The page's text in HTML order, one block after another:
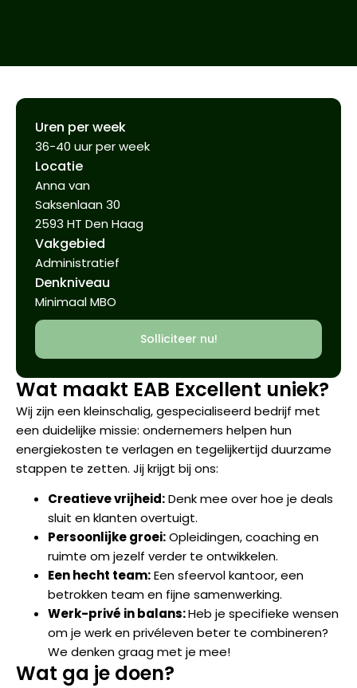
Wat maakt EAB Excellent uniek?
Wij zijn een kleinschalig, gespecialiseerd bedrijf met
een duidelijke missie: ondernemers helpen hun
energiekosten te verlagen en tegelijkertijd duurzame
stappen te zetten. Jij krijgt bij ons:
Creatieve vrijheid:Denk mee over hoe je deals
sluit en klanten overtuigt.
Persoonlijke groei:Opleidingen, coaching en
ruimte om jezelf verder te ontwikkelen.
Een hecht team:Een sfeervol kantoor, een
betrokken team en fijne samenwerking.
Werk-privé in balans:Heb je specifieke wensen
om je werk en privéleven beter te combineren?
We denken graag met je mee!
Wat ga je doen?
Uren per week
36-40 uur per week
Locatie
Anna van
Saksenlaan 30
2593 HT Den Haag
Vakgebied
Administratief
Denkniveau
Minimaal MBO
Solliciteer nu!